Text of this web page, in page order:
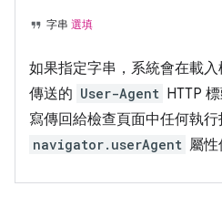
字串 選填
如果指定字串，系統會在載
傳送的 User-Agent HTTP
寫傳回給檢查頁面中任何執
navigator.userAgent 屬性